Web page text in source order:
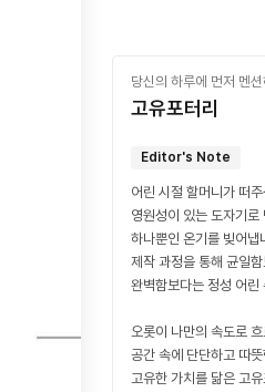
당신의 하루에 먼저 멘
고유포터리
Editor's Note
어린 시절 할머니가 떠
영원성이 있는 도자기
하나뿐인 온기를 빚어냅
제작 과정을 통해 균일
완벽함보다는 정성 어린
오롯이 나만의 속도로
공간 속에 단단하고 따
고유한 가치를 닮은 고